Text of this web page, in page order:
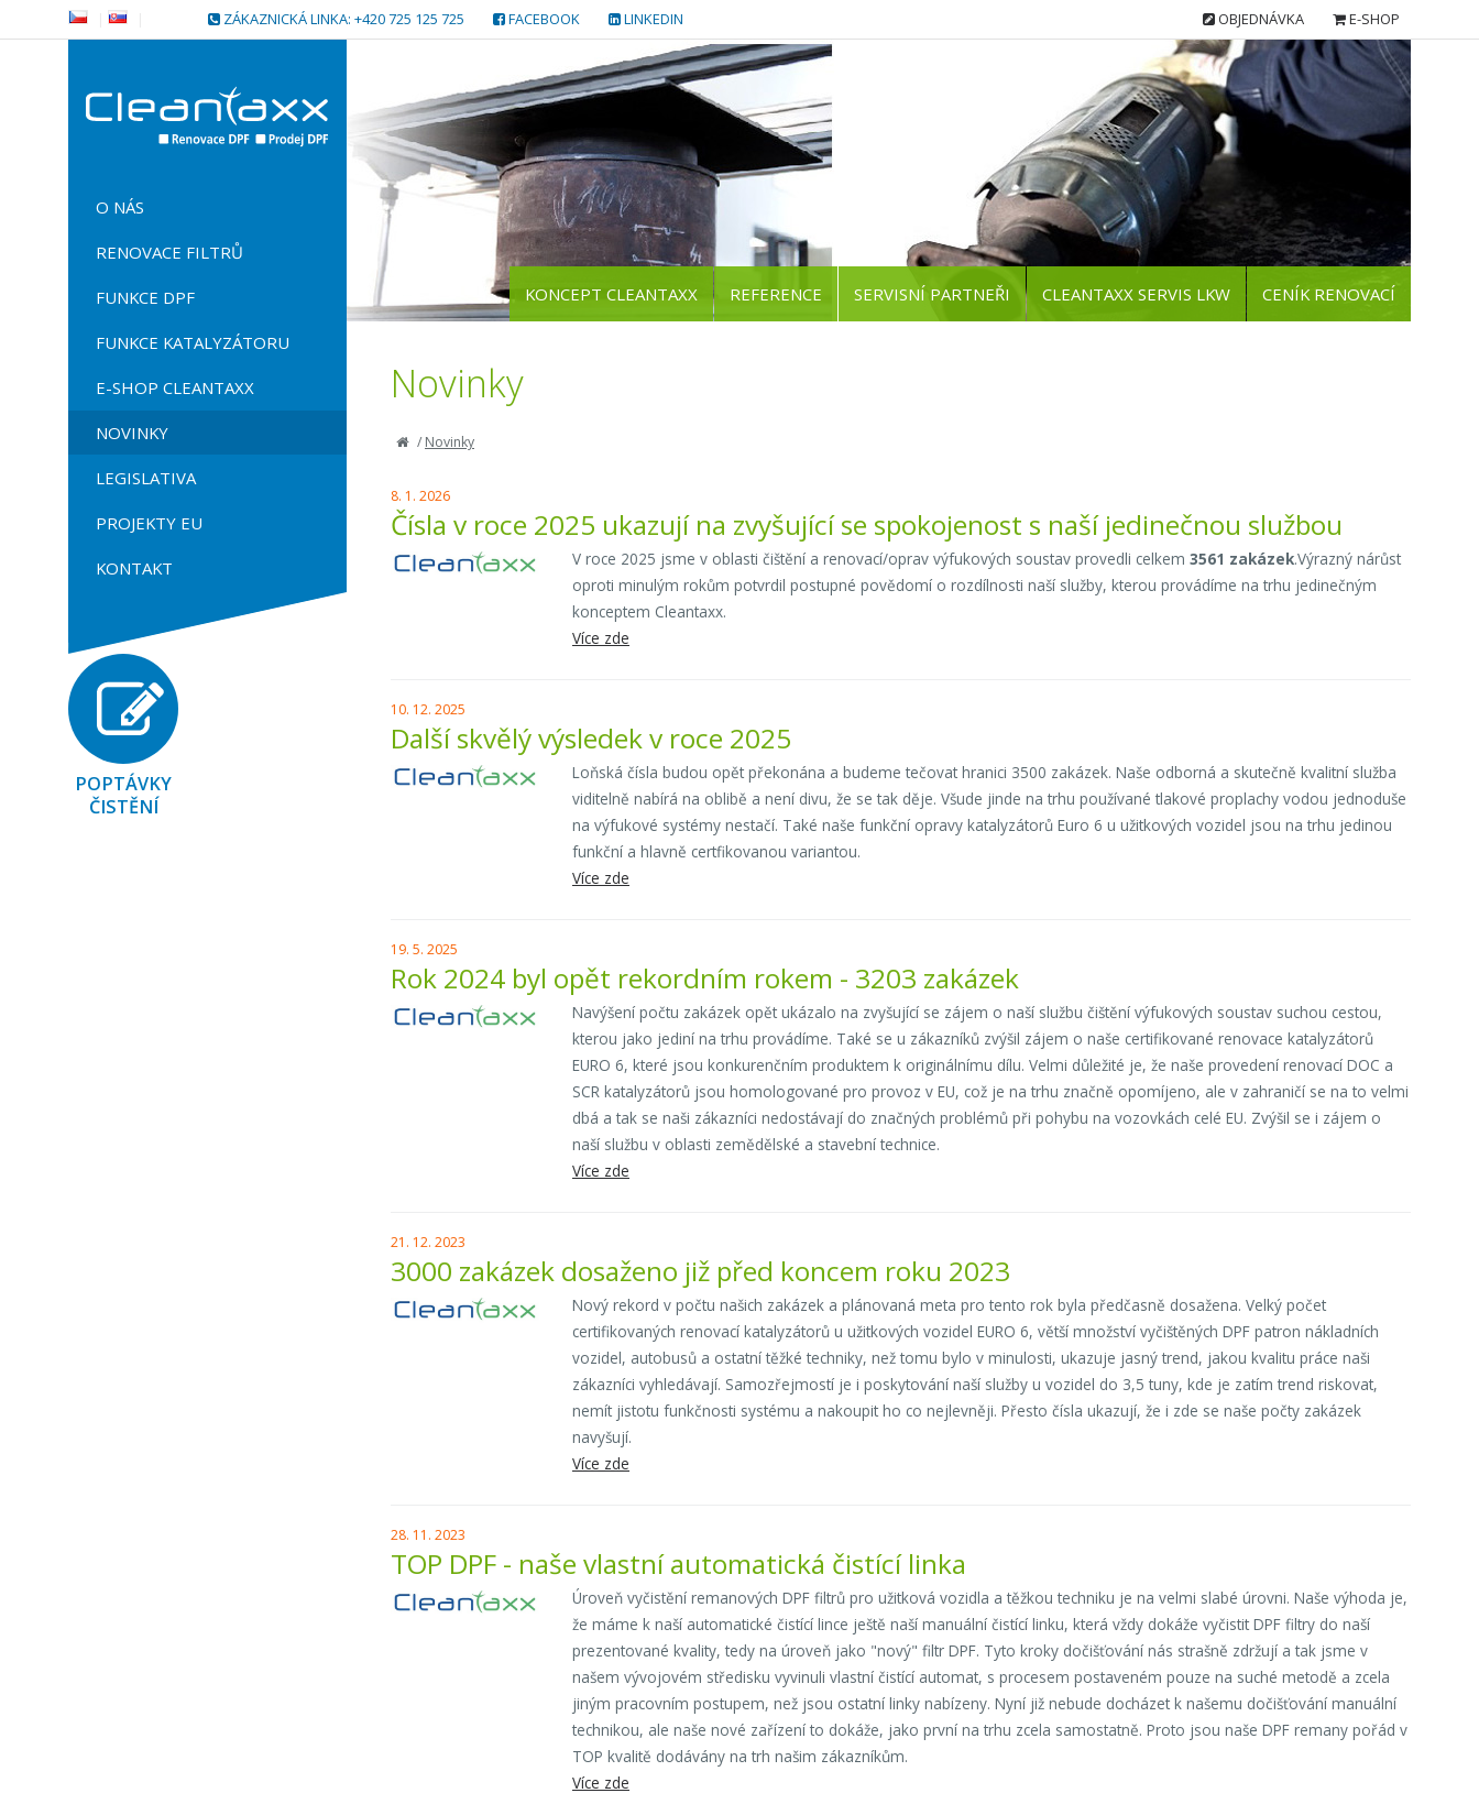
ZÁKAZNICKÁ LINKA: +420 725 125 725 FACEBOOK LINKEDIN OBJEDNÁVKA E-SHOP
Novinky
/Novinky
8. 1. 2026
Čísla v roce 2025 ukazují na zvyšující se spokojenost s naší jedinečnou službou
V roce 2025 jsme v oblasti čištění a renovací/oprav výfukových soustav provedli celkem 3561 zakázek.Výrazný nárůst
oproti minulým rokům potvrdil postupné povědomí o rozdílnosti naší služby, kterou provádíme na trhu jedinečným
konceptem Cleantaxx.
Více zde
10. 12. 2025
Další skvělý výsledek v roce 2025
Loňská čísla budou opět překonána a budeme tečovat hranici 3500 zakázek. Naše odborná a skutečně kvalitní služba
viditelně nabírá na oblibě a není divu, že se tak děje. Všude jinde na trhu používané tlakové proplachy vodou jednoduše
na výfukové systémy nestačí. Také naše funkční opravy katalyzátorů Euro 6 u užitkových vozidel jsou na trhu jedinou
funkční a hlavně certfikovanou variantou.
Více zde
19. 5. 2025
Rok 2024 byl opět rekordním rokem - 3203 zakázek
Navýšení počtu zakázek opět ukázalo na zvyšující se zájem o naší službu čištění výfukových soustav suchou cestou,
kterou jako jediní na trhu provádíme. Také se u zákazníků zvýšil zájem o naše certifikované renovace katalyzátorů
EURO 6, které jsou konkurenčním produktem k originálnímu dílu. Velmi důležité je, že naše provedení renovací DOC a
SCR katalyzátorů jsou homologované pro provoz v EU, což je na trhu značně opomíjeno, ale v zahraničí se na to velmi
dbá a tak se naši zákazníci nedostávají do značných problémů při pohybu na vozovkách celé EU. Zvýšil se i zájem o
naší službu v oblasti zemědělské a stavební technice.
Více zde
21. 12. 2023
3000 zakázek dosaženo již před koncem roku 2023
Nový rekord v počtu našich zakázek a plánovaná meta pro tento rok byla předčasně dosažena. Velký počet
certifikovaných renovací katalyzátorů u užitkových vozidel EURO 6, větší množství vyčištěných DPF patron nákladních
vozidel, autobusů a ostatní těžké techniky, než tomu bylo v minulosti, ukazuje jasný trend, jakou kvalitu práce naši
zákazníci vyhledávají. Samozřejmostí je i poskytování naší služby u vozidel do 3,5 tuny, kde je zatím trend riskovat,
nemít jistotu funkčnosti systému a nakoupit ho co nejlevněji. Přesto čísla ukazují, že i zde se naše počty zakázek
navyšují.
Více zde
28. 11. 2023
TOP DPF - naše vlastní automatická čistící linka
Úroveň vyčistění remanových DPF filtrů pro užitková vozidla a těžkou techniku je na velmi slabé úrovni. Naše výhoda je,
že máme k naší automatické čistící lince ještě naší manuální čistící linku, která vždy dokáže vyčistit DPF filtry do naší
prezentované kvality, tedy na úroveň jako "nový" filtr DPF. Tyto kroky dočišťování nás strašně zdržují a tak jsme v
našem vývojovém středisku vyvinuli vlastní čistící automat, s procesem postaveném pouze na suché metodě a zcela
jiným pracovním postupem, než jsou ostatní linky nabízeny. Nyní již nebude docházet k našemu dočišťování manuální
technikou, ale naše nové zařízení to dokáže, jako první na trhu zcela samostatně. Proto jsou naše DPF remany pořád v
TOP kvalitě dodávány na trh našim zákazníkům.
Více zde
O NÁS
RENOVACE FILTRŮ
FUNKCE DPF
FUNKCE KATALYZÁTORU
E-SHOP CLEANTAXX
NOVINKY
LEGISLATIVA
PROJEKTY EU
KONTAKT
POPTÁVKY
ČISTĚNÍ
KONCEPT CLEANTAXX REFERENCE SERVISNÍ PARTNEŘI CLEANTAXX SERVIS LKW CENÍK RENOVACÍ